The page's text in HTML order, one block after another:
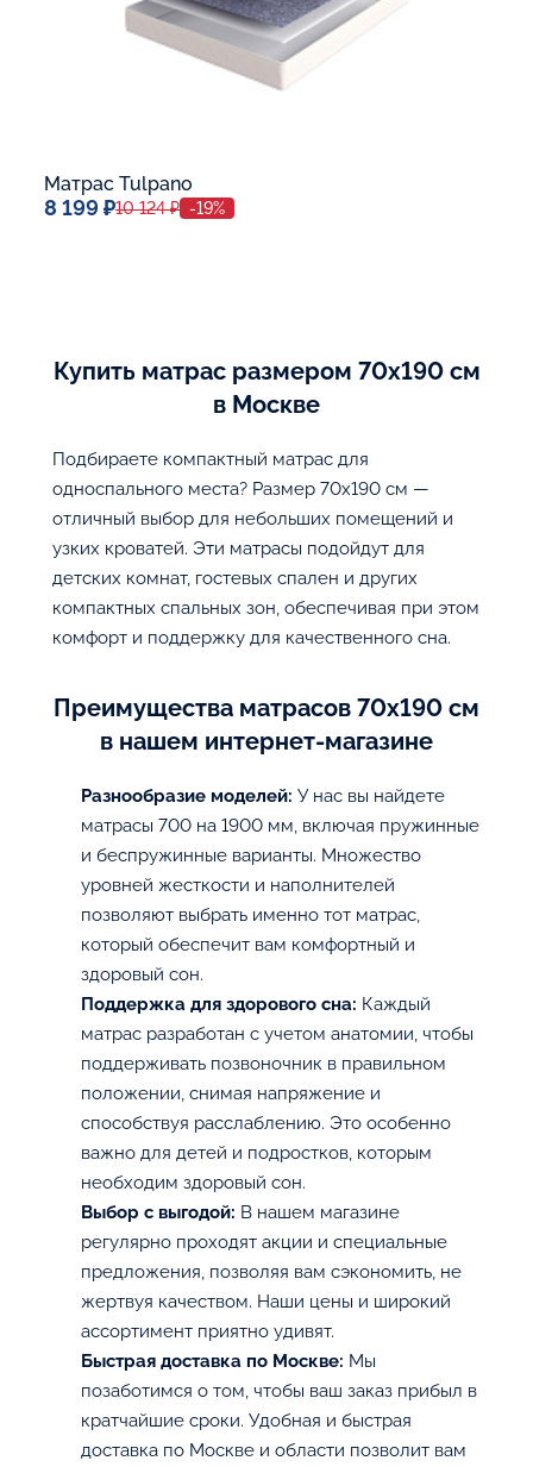
Матрас Tulpano
8 199 ₽10 124 ₽ -19%
В корзину
Купить матрас размером 70х190 см
в Москве
Подбираете компактный матрас для
односпального места? Размер 70х190 см —
отличный выбор для небольших помещений и
узких кроватей. Эти матрасы подойдут для
детских комнат, гостевых спален и других
компактных спальных зон, обеспечивая при этом
комфорт и поддержку для качественного сна.
Преимущества матрасов 70х190 см
в нашем интернет-магазине
Разнообразие моделей: У нас вы найдете
матрасы 700 на 1900 мм, включая пружинные
и беспружинные варианты. Множество
уровней жесткости и наполнителей
позволяют выбрать именно тот матрас,
который обеспечит вам комфортный и
здоровый сон.
Поддержка для здорового сна: Каждый
матрас разработан с учетом анатомии, чтобы
поддерживать позвоночник в правильном
положении, снимая напряжение и
способствуя расслаблению. Это особенно
важно для детей и подростков, которым
необходим здоровый сон.
Выбор с выгодой: В нашем магазине
регулярно проходят акции и специальные
предложения, позволяя вам сэкономить, не
жертвуя качеством. Наши цены и широкий
ассортимент приятно удивят.
Быстрая доставка по Москве: Мы
позаботимся о том, чтобы ваш заказ прибыл в
кратчайшие сроки. Удобная и быстрая
доставка по Москве и области позволит вам